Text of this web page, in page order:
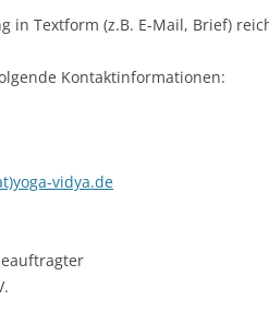
in Textform (z.B. E-Mail, Brief)
Kontaktinformationen:
vidya.de